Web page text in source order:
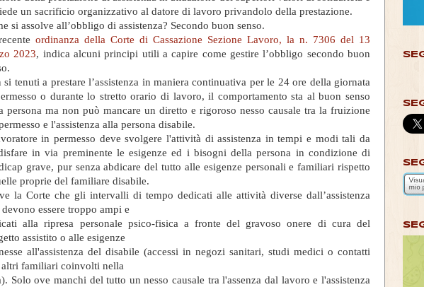
un sacrificio organizzativo al datore di lavoro privandolo della prestazione.
si assolve all’obbligo di assistenza? Secondo buon senso.
ordinanza della Corte di Cassazione Sezione Lavoro, la n. 7306 del 13
2023, indica alcuni principi utili a capire come gestire l’obbligo secondo buon
si tenuti a prestare l’assistenza in maniera continuativa per le 24 ore della giornata
o durante lo stretto orario di lavoro, il comportamento sta al buon senso
persona ma non può mancare un diretto e rigoroso nesso causale tra la fruizione
e l'assistenza alla persona disabile.
in permesso deve svolgere l'attività di assistenza in tempi e modi tali da
in via preminente le esigenze ed i bisogni della persona in condizione di
grave, pur senza abdicare del tutto alle esigenze personali e familiari rispetto
proprie del familiare disabile.
la Corte che gli intervalli di tempo dedicati alle attività diverse dall’assistenza
essere troppo ampi e
alla ripresa personale psico-fisica a fronte del gravoso onere di cura del
assistito o alle esigenze
all'assistenza del disabile (accessi in negozi sanitari, studi medici o contatti
altri familiari coinvolti nella
Solo ove manchi del tutto un nesso causale tra l'assenza dal lavoro e l'assistenza